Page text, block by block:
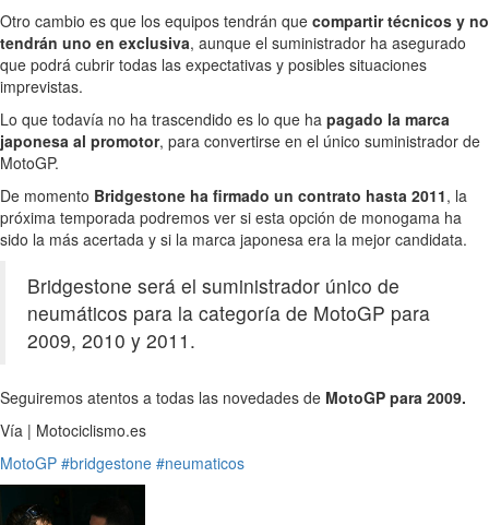
Otro cambio es que los equipos tendrán que compartir técnicos y no
tendrán uno en exclusiva, aunque el suministrador ha asegurado
que podrá cubrir todas las expectativas y posibles situaciones
imprevistas.
Lo que todavía no ha trascendido es lo que ha pagado la marca
japonesa al promotor, para convertirse en el único suministrador de
MotoGP.
De momento Bridgestone ha firmado un contrato hasta 2011, la
próxima temporada podremos ver si esta opción de monogama ha
sido la más acertada y si la marca japonesa era la mejor candidata.
Bridgestone será el suministrador único de
neumáticos para la categoría de MotoGP para
2009, 2010 y 2011.
Seguiremos atentos a todas las novedades de MotoGP para 2009.
Vía | Motociclismo.es
MotoGP #bridgestone #neumaticos